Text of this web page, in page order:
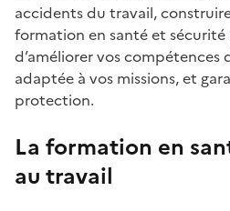
accidents du travail,
formation en santé et
d’améliorer vos
adaptée à vos missions, et
protection.
La formation en
au travail